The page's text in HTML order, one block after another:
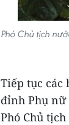
Phó Chủ tịch
Tiếp tục
đỉnh Phụ nữ
Phó Chủ